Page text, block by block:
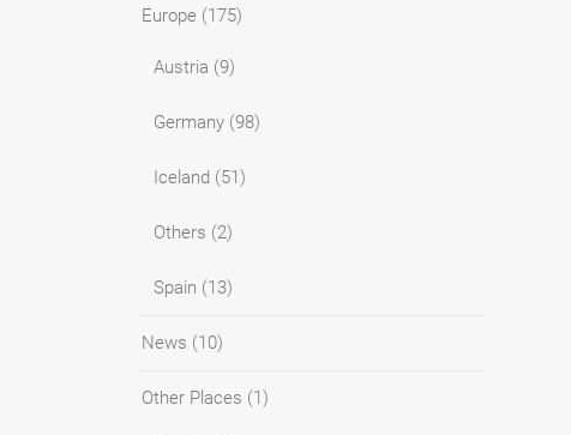
Europe (175)
Austria (9)
Germany (98)
Iceland (51)
Others (2)
Spain (13)
News (10)
Other Places (1)